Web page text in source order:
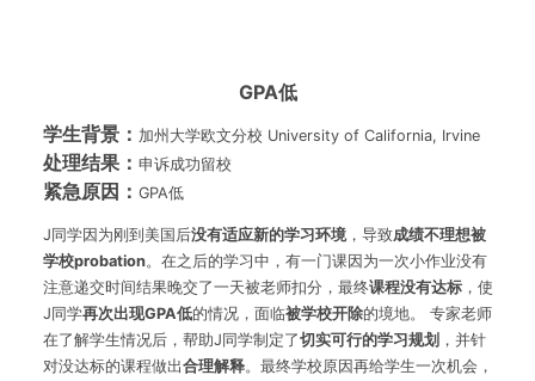
GPA低
学生背景： 加州大学欧文分校 University of California, Irvine
处理结果： 申诉成功留校
紧急原因： GPA低
J同学因为刚到美国后没有适应新的学习环境，导致成绩不理想被
学校probation。在之后的学习中，有一门课因为一次小作业没有
注意递交时间结果晚交了一天被老师扣分，最终课程没有达标，使
J同学再次出现GPA低的情况，面临被学校开除的境地。 专家老师
在了解学生情况后，帮助J同学制定了切实可行的学习规划 ，并针
对没达标的课程做出合理解释。最终学校原因再给学生一次机会，